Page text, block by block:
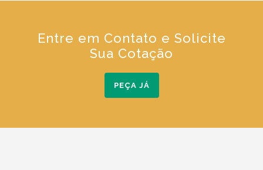
Entre em Contato e Solicite
Sua Cotação
PEÇA JÁ